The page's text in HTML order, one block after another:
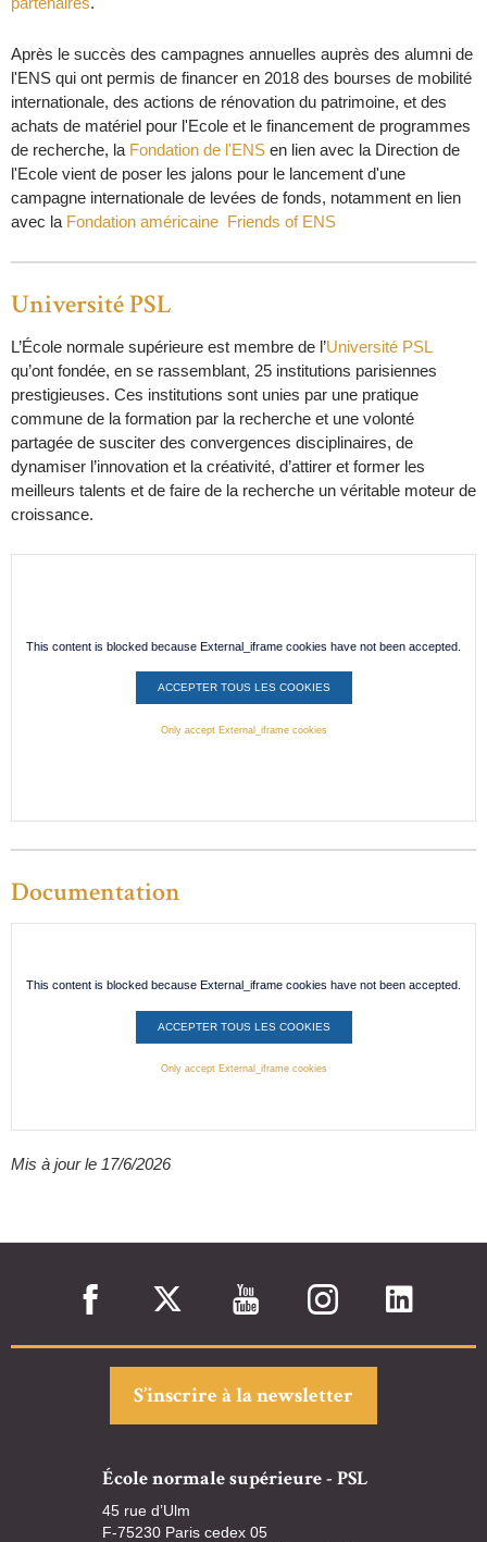
Après le succès des campagnes annuelles auprès des alumni de
l'ENS qui ont permis de financer en 2018 des bourses de mobilité
internationale, des actions de rénovation du patrimoine, et des
achats de matériel pour l'Ecole et le financement de programmes
de recherche, la Fondation de l'ENS en lien avec la Direction de
l'Ecole vient de poser les jalons pour le lancement d'une
campagne internationale de levées de fonds, notamment en lien
avec la Fondation américaine Friends of ENS
Université PSL
L’École normale supérieure est membre de l’Université PSL
qu’ont fondée, en se rassemblant, 25 institutions parisiennes
prestigieuses. Ces institutions sont unies par une pratique
commune de la formation par la recherche et une volonté
partagée de susciter des convergences disciplinaires, de
dynamiser l’innovation et la créativité, d’attirer et former les
meilleurs talents et de faire de la recherche un véritable moteur de
croissance.
This content is blocked because External_iframe cookies have not been accepted.
ACCEPTER TOUS LES COOKIES
Only accept External_iframe cookies
Documentation
This content is blocked because External_iframe cookies have not been accepted.
ACCEPTER TOUS LES COOKIES
Only accept External_iframe cookies
Mis à jour le 17/6/2026
S’inscrire à la newsletter
École normale supérieure - PSL
45 rue d’Ulm
F-75230 Paris cedex 05